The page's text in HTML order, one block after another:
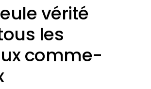
vérité
les
comme­